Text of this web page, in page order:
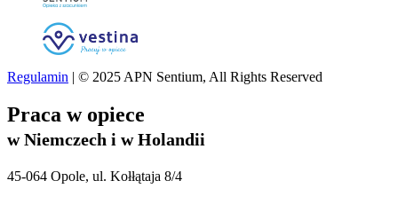
Regulamin | © 2025 APN Sentium, All Rights Reserved
Praca w opiece
w Niemczech i w Holandii
45-064 Opole, ul. Kołłątaja 8/4